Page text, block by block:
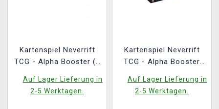
Kartenspiel Neverrift
TCG - Alpha Booster (8
VERSION)
Auf Lager Lieferung in
2-5 Werktagen.
Kartenspiel Neverrift
TCG - Alpha Booster
(ENGLISCHE VERSION)
Auf Lager Lieferung in
2-5 Werktagen.